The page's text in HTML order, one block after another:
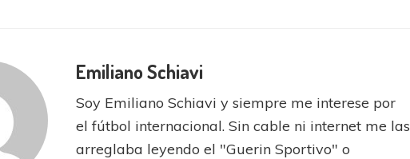
Emiliano Schiavi
Soy Emiliano Schiavi y siempre me interese por
el fútbol internacional. Sin cable ni internet me las
arreglaba leyendo el "Guerin Sportivo" o